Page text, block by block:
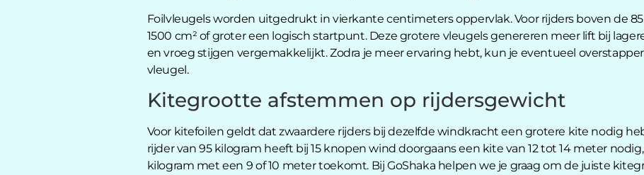
Foilvleugels worden uitgedrukt in vierkante centimeters oppervlak. Voor rijders boven de
1500 cm² of groter een logisch startpunt. Deze grotere vleugels genereren meer lift bij
en vroeg stijgen vergemakkelijkt. Zodra je meer ervaring hebt, kun je eventueel
vleugel.
Kitegrootte afstemmen op rijdersgewicht
Voor kitefoilen geldt dat zwaardere rijders bij dezelfde windkracht een grotere kite nodig
rijder van 95 kilogram heeft bij 15 knopen wind doorgaans een kite van 12 tot 14 meter
kilogram met een 9 of 10 meter toekomt. Bij GoShaka helpen we je graag om de juiste